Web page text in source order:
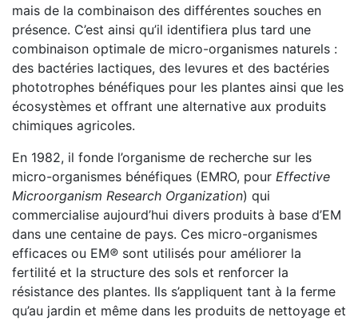
mais de la combinaison des différentes souches en
présence. C’est ainsi qu’il identifiera plus tard une
combinaison optimale de micro-organismes naturels :
des bactéries lactiques, des levures et des bactéries
phototrophes bénéfiques pour les plantes ainsi que les
écosystèmes et offrant une alternative aux produits
chimiques agricoles.
En 1982, il fonde l’organisme de recherche sur les
micro-organismes bénéfiques (EMRO, pour Effective
Microorganism Research Organization) qui
commercialise aujourd’hui divers produits à base d’EM
dans une centaine de pays. Ces micro-organismes
efficaces ou EM® sont utilisés pour améliorer la
fertilité et la structure des sols et renforcer la
résistance des plantes. Ils s’appliquent tant à la ferme
qu’au jardin et même dans les produits de nettoyage et